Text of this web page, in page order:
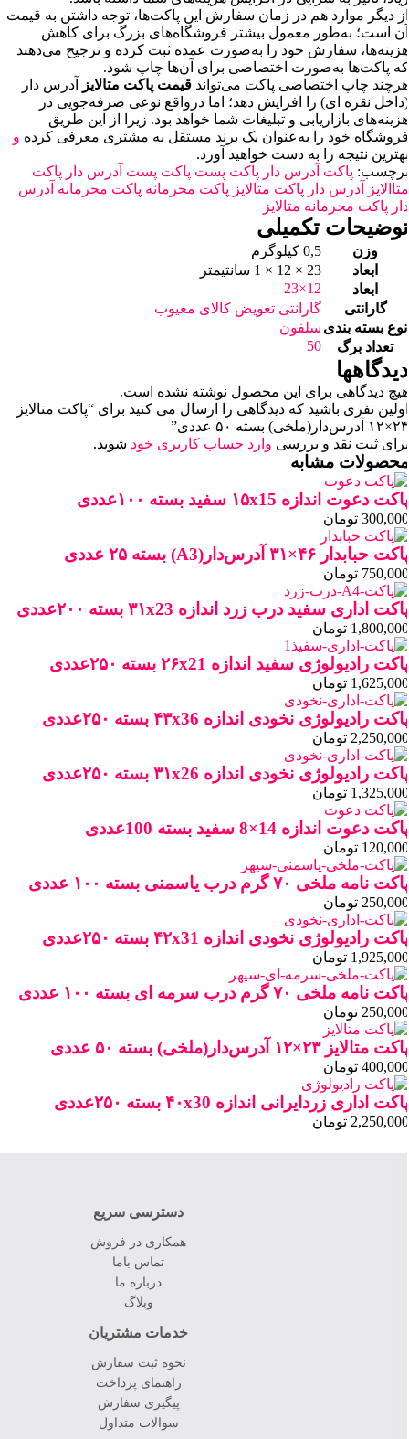
از دیگر موارد هم در زمان سفارش این پاکت‌ها، توجه داشتن به قیمت
آن است؛ به‌طور معمول بیشتر فروشگاه‌های بزرگ برای کاهش
هزینه‌ها، سفارش خود را به‌صورت عمده ثبت کرده و ترجیح می‌دهند
که پاکت‌ها به‌صورت اختصاصی برای آن‌ها چاپ شود.
هرچند چاپ اختصاصی پاکت می‌تواند قیمت پاکت متالایز
آدرس دار
(داخل نقره ای) را افزایش دهد؛ اما درواقع نوعی صرفه‌جویی در
هزینه‌های بازاریابی و تبلیغات شما خواهد بود. زیرا از این طریق
فروشگاه خود را به‌عنوان یک برند مستقل به مشتری معرفی کرده و
بهترین نتیجه را به دست خواهید آورد.
برچسب: پاکت آدرس دار پاکت پست پاکت پست آدرس دار پاکت
متاالایز آدرس دار پاکت متالایز پاکت محرمانه پاکت محرمانه آدرس
دار پاکت محرمانه متالایز
توضیحات تکمیلی
وزن
0,5 کیلوگرم
ابعاد
23 × 12 × 1 سانتیمتر
ابعاد
12×23
گارانتی
گارانتی تعویض کالای معیوب
نوع بسته بندی سلفون
تعداد برگ
50
دیدگاهها
هیچ دیدگاهی برای این محصول نوشته نشده است.
اولین نفری باشید که دیدگاهی را ارسال می کنید برای “پاکت متالایز
۲۳×۱۲ آدرس‌دار(ملخی) بسته ۵۰ عددی”
برای ثبت نقد و بررسی وارد حساب کاربری خود شوید.
محصولات مشابه
پاکت دعوت اندازه ۱۵x15 سفید بسته ۱۰۰عددی
300,000 تومان
پاکت حبابدار ۴۶×۳۱ آدرس‌دار(A3) بسته ۲۵ عددی
750,000 تومان
پاکت اداری سفید درب زرد اندازه ۳۱x23 بسته ۲۰۰عددی
1,800,000 تومان
پاکت رادیولوژی سفید اندازه ۲۶x21 بسته ۲۵۰عددی
1,625,000 تومان
پاکت رادیولوژی نخودی اندازه ۴۳x36 بسته ۲۵۰عددی
2,250,000 تومان
پاکت رادیولوژی نخودی اندازه ۳۱x26 بسته ۲۵۰عددی
1,325,000 تومان
پاکت دعوت اندازه 14×8 سفید بسته 100عددی
120,000 تومان
پاکت نامه ملخی ۷۰ گرم درب یاسمنی بسته ۱۰۰ عددی
250,000 تومان
پاکت رادیولوژی نخودی اندازه ۴۲x31 بسته ۲۵۰عددی
1,925,000 تومان
پاکت نامه ملخی ۷۰ گرم درب سرمه ای بسته ۱۰۰ عددی
250,000 تومان
پاکت متالایز ۲۳×۱۲ آدرس‌دار(ملخی) بسته ۵۰ عددی
400,000 تومان
پاکت اداری زردایرانی اندازه ۴۰x30 بسته ۲۵۰عددی
2,250,000 تومان
دسترسی سریع
همکاری در فروش
تماس باما
درباره ما
وبلاگ
خدمات مشتریان
نحوه ثبت سفارش
راهنمای پرداخت
پیگیری سفارش
سوالات متداول